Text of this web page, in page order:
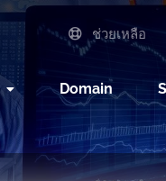
ช่วยเหลือ
Domain